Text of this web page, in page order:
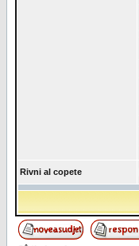
Rivni al copete